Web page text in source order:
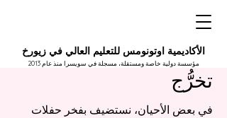
الأكاديمية اوتونومس للتعليم العالي في زيورخ
مؤسسة دولية خاصة ومستقلة، مسجلة في سويسرا منذ عام 2013
تخرُّج
في بعض الأحيان، نستضيف بفخر حفلات